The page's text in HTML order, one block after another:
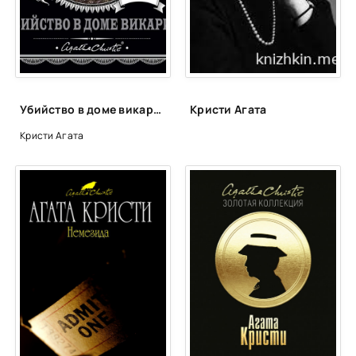
Ubi'stvo_v_dome_024
Ubi'stvo_v_dome_025
Ubi'stvo_v_dome_030
Ubi'stvo_v_dome_031
Ubi'stvo_v_dome_032
Ubi'stvo_v_dome_033
Ubi'stvo_v_dome_035
Ubi'stvo_v_dome_036
Ubi'stvo_v_dome_037
Убийство в доме викария - Агата Кристи
Кристи Агата
Кристи Агата